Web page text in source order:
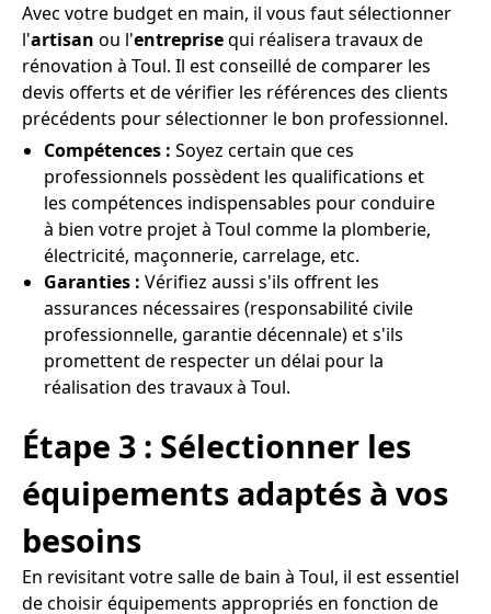
Avec votre budget en main, il vous faut sélectionner
l'artisan ou l'entreprisequi réalisera travaux de
rénovation à Toul. Il est conseillé de comparer les
devis offerts et de vérifier les références des clients
précédents pour sélectionner le bon professionnel.
Compétences : Soyez certain que ces
professionnels possèdent les qualifications et
les compétences indispensables pour conduire
à bien votre projet à Toul comme la plomberie,
électricité, maçonnerie, carrelage, etc.
Garanties : Vérifiez aussi s'ils offrent les
assurances nécessaires (responsabilité civile
professionnelle, garantie décennale) et s'ils
promettent de respecter un délai pour la
réalisation des travaux à Toul.
Étape 3 : Sélectionner les
équipements adaptés à vos
besoins
En revisitant votre salle de bain à Toul, il est essentiel
de choisir équipements appropriés en fonction de